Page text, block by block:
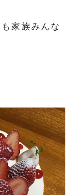
家族みんな